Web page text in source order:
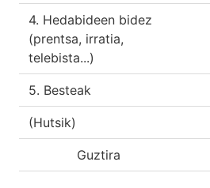
4. Hedabideen bidez
(prentsa, irratia,
telebista...)
5. Besteak
(Hutsik)
Guztira